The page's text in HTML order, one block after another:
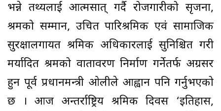
भन्ने तथ्यलाई आत्मसात् गर्दै रोजगारीको सृजना,
श्रमको सम्मान, उचित पारिश्रमिक एवं सामाजिक
सुरक्षालगायत श्रमिक अधिकारलाई सुनिश्चित गरी
मर्यादित श्रमको वातावरण निर्माण गर्नेतर्फ अग्रसर
हुन पूर्व प्रधानमन्त्री ओलीले आह्वान पनि गर्नुभएको
छ । आज अन्तर्राष्ट्रिय श्रमिक दिवस ‘इतिहास,